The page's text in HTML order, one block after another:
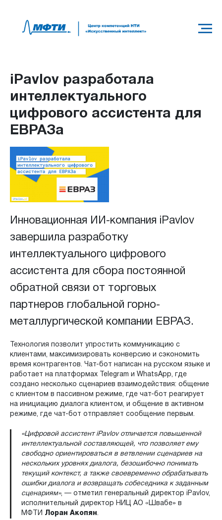
iPavlov разработала
интеллектуального
цифрового ассистента для
ЕВРАЗа
Инновационная ИИ-компания iPavlov
завершила разработку
интеллектуального цифрового
ассистента для сбора постоянной
обратной связи от торговых
партнеров глобальной горно-
металлургической компании ЕВРАЗ.
Технология позволит упростить коммуникацию с
клиентами, максимизировать конверсию и сэкономить
время контрагентов. Чат-бот написан на русском языке и
работает на платформах Telegram и WhatsApp, где
создано несколько сценариев взаимодействия: общение
с клиентом в пассивном режиме, где чат-бот реагирует
на инициацию диалога клиентом, и общение в активном
режиме, где чат-бот отправляет сообщение первым.
«Цифровой ассистент iPavlov отличается повышенной
интеллектуальной составляющей, что позволяет ему
свободно ориентироваться в ветвлении сценариев на
нескольких уровнях диалога, безошибочно понимать
текущий контекст, а также своевременно обрабатывать
ошибки диалога и возвращать собеседника к заданным
сценариям», — отметил генеральный директор iPavlov,
исполнительный директор НИЦ АО «Швабе» в
МФТИ Лоран Акопян.